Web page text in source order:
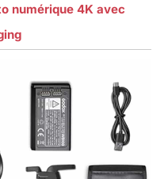
numérique 4K avec